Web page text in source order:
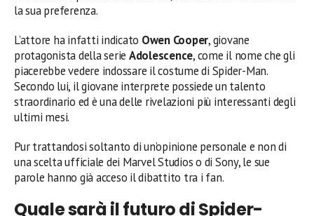
la sua preferenza.
L’attore ha infatti indicato Owen Cooper, giovane
protagonista della serie Adolescence, come il nome che gli
piacerebbe vedere indossare il costume di Spider-Man.
Secondo lui, il giovane interprete possiede un talento
straordinario ed è una delle rivelazioni più interessanti degli
ultimi mesi.
Pur trattandosi soltanto di un’opinione personale e non di
una scelta ufficiale dei Marvel Studios o di Sony, le sue
parole hanno già acceso il dibattito tra i fan.
Quale sarà il futuro di Spider-